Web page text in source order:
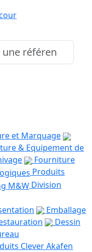
et Marquage
& Equipement de
Fourniture
Produits
Division
Emballage
Dessin
Clever Akafen